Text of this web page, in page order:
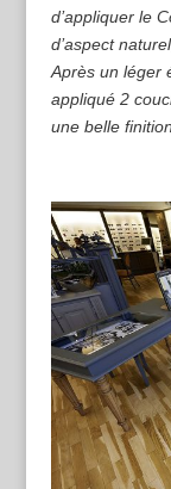
d’appliquer le
d’aspect
Après un léger
appliqué 2
une belle